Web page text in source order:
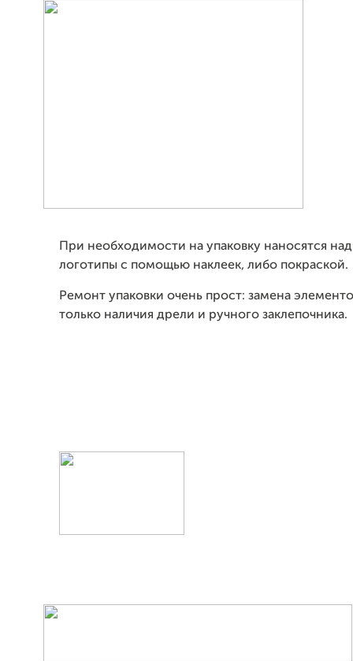
При необходимости на упаковку наносятся
логотипы с помощью наклеек, либо покраской.
Ремонт упаковки очень прост: замена
только наличия дрели и ручного заклепочника.